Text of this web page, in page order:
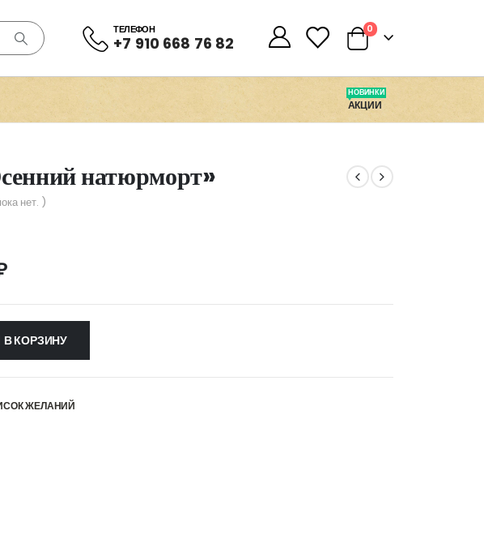
ТЕЛЕФОН
+7 910 668 76 82
0 0
АКЦИИ
НОВИНКИ
натюрморт»
нет. )
В КОРЗИНУ
ЖЕЛАНИЙ